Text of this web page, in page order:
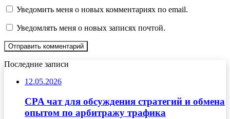
Уведомить меня о новых комментариях по email.
Уведомлять меня о новых записях почтой.
Последние записи
12.05.2026
CPA чат для обсуждения стратегий и обмена
опытом по арбитражу трафика